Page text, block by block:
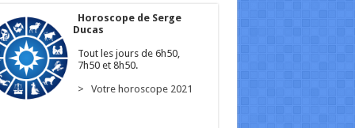
Horoscope de Serge
Ducas
Tout les jours de 6h50,
7h50 et 8h50.
> Votre horoscope 2021